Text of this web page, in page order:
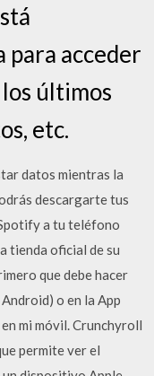
para acceder
últimos
etc.
datos mientras la
descargarte tus
a tu teléfono
tienda oficial de su
que debe hacer
o en la App
mi móvil. Crunchyroll
permite ver el